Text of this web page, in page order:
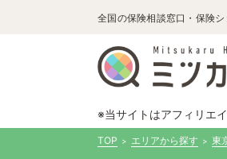
全国の保険相談窓口・保険シ
※当サイトはアフィリエ
TOP エリアから探す 東